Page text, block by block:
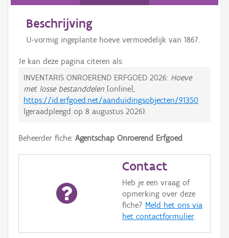
Beschrijving
U-vormig ingeplante hoeve vermoedelijk van 1867.
Je kan deze pagina citeren als:
INVENTARIS ONROEREND ERFGOED 2026: Hoeve
met losse bestanddelen [online],
https://id.erfgoed.net/aanduidingsobjecten/91350
(geraadpleegd op 8 augustus 2026).
Beheerder fiche: Agentschap Onroerend Erfgoed
Contact
Heb je een vraag of
opmerking over deze
fiche? Meld het ons via
het contactformulier.